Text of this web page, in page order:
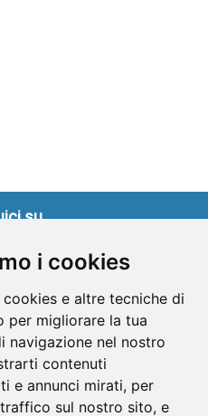
i cookies
e altre tecniche di
per migliorare la tua
navigazione nel nostro
contenuti
e annunci mirati, per
sul nostro sito, e
su
DIRETTA TV
DIRETTA RADIO
2005-2026
- www.trgmedia.it - Powered by